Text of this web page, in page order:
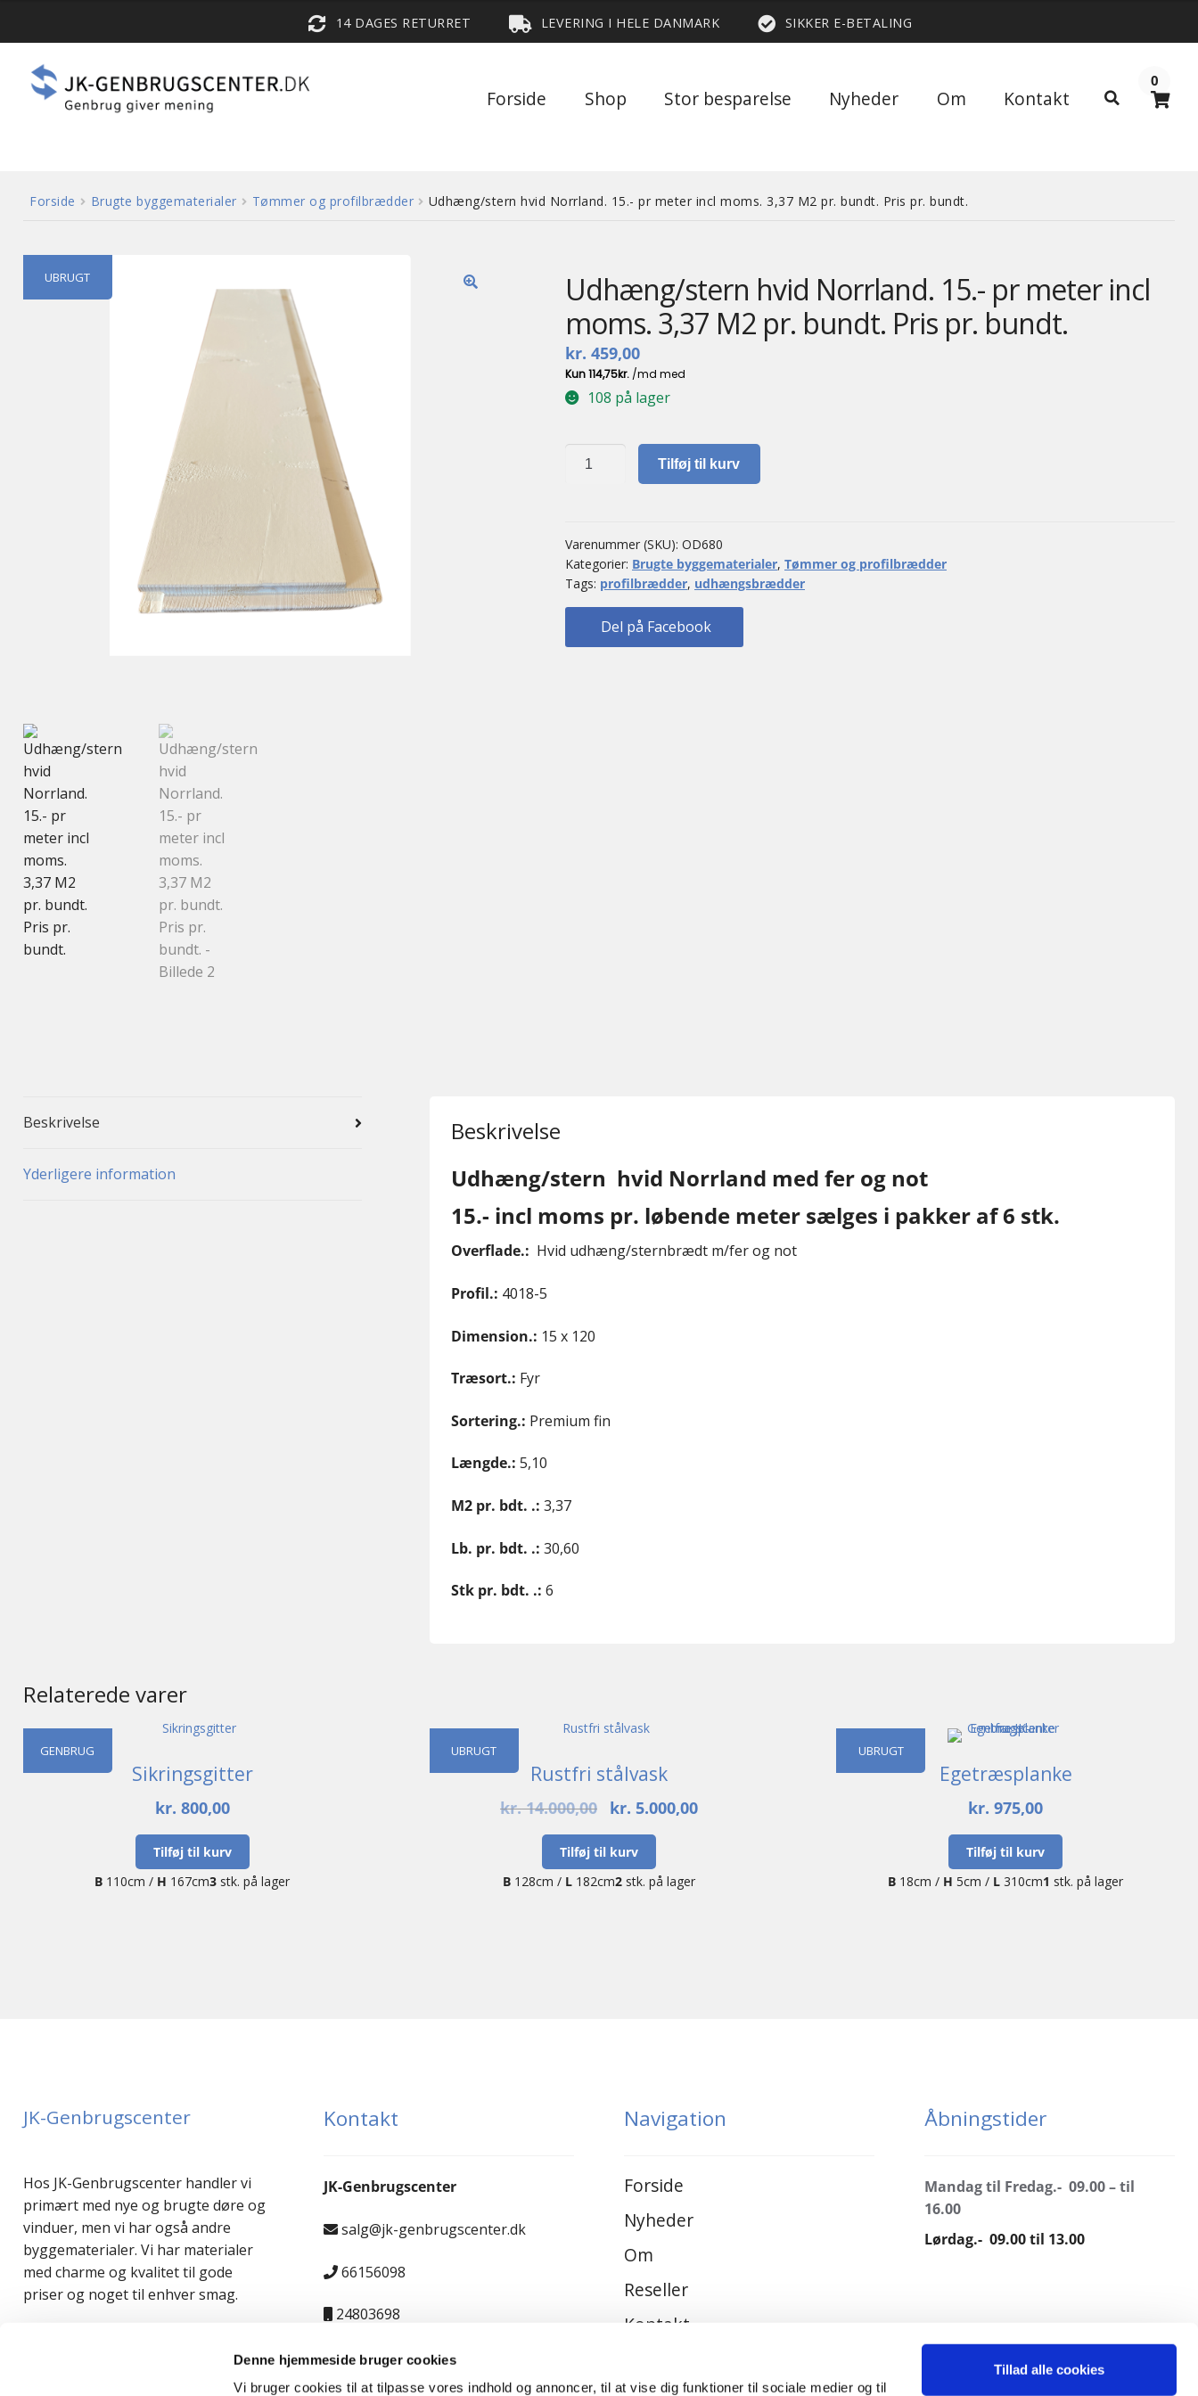
Denne hjemmeside bruger cookies
Vi bruger cookies til at tilpasse vores indhold og annoncer, til at vise dig funktioner til sociale medier og til
Tillad alle cookies
14 DAGES RETURRET LEVERING I HELE DANMARK SIKKER E-BETALING
Forside Shop Stor besparelse Nyheder Om Kontakt
Søg
0
Forside Brugte byggematerialer Tømmer og profilbrædder Udhæng/stern hvid Norrland. 15.- pr meter incl moms. 3,37 M2 pr. bundt. Pris pr. bundt.
UBRUGT
Udhæng/stern hvid Norrland. 15.- pr meter incl
moms. 3,37 M2 pr. bundt. Pris pr. bundt.
kr. 459,00
108 på lager
Udhæng/stern
pr
meter
incl
moms.
Tilføj til kurv
Varenummer (SKU): OD680
Kategorier: Brugte byggematerialer, Tømmer og profilbrædder
Tags: profilbrædder, udhængsbrædder
Del på Facebook
Beskrivelse
Yderligere information
Beskrivelse
Udhæng/stern hvid Norrland med fer og not
15.- incl moms pr. løbende meter sælges i pakker af 6 stk.
Overflade.: Hvid udhæng/sternbrædt m/fer og not
Profil.: 4018-5
Dimension.: 15 x 120
Træsort.: Fyr
Sortering.: Premium fin
Længde.: 5,10
M2 pr. bdt. .: 3,37
Lb. pr. bdt. .: 30,60
Stk pr. bdt. .: 6
Relaterede varer
GENBRUG
Sikringsgitter
kr. 800,00
Tilføj til kurv
B 110cm / H 167cm3 stk. på lager
UBRUGT
Rustfri stålvask
kr.14.000,00
Den
pris
var:
kr. 14.000,00.
kr. 5.000,00Den
Tilføj til kurv
B128cm / L182cm2stk. på lager
UBRUGT
Egetræsplanke
kr. 975,00
Tilføj til kurv
B 18cm / H 5cm / L 310cm1 stk. på lager
JK-Genbrugscenter
Hos JK-Genbrugscenter handler vi
primært med nye og brugte døre og
vinduer, men vi har også andre
byggematerialer. Vi har materialer
med charme og kvalitet til gode
priser og noget til enhver smag.
Kontakt
JK-Genbrugscenter
salg@jk-genbrugscenter.dk
66156098
24803698
Navigation
Forside
Nyheder
Om
Reseller
Kontakt
Åbningstider
Mandag til Fredag.- 09.00 – til
16.00
Lørdag.- 09.00 til 13.00